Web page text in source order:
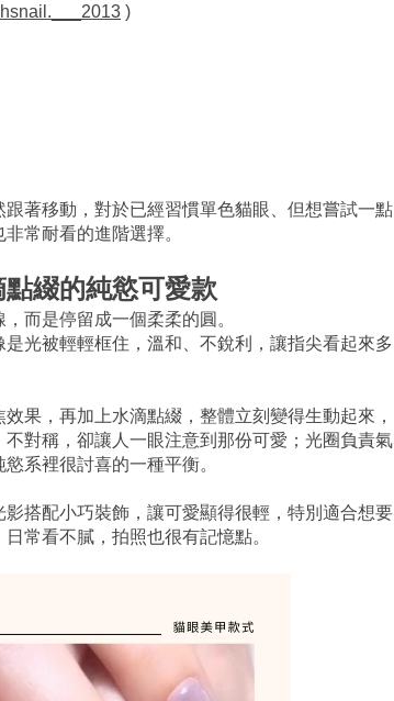
hsnail.___2013 )
著移動，對於已經習慣單色貓眼、但想嘗試一點
常耐看的進階選擇。
綴的純慾可愛款
而是停留成一個柔柔的圓。
光被輕輕框住，溫和、不銳利，讓指尖看起來多
果，再加上水滴點綴，整體立刻變得生動起來，
對稱，卻讓人一眼注意到那份可愛；光圈負責氣
系裡很討喜的一種平衡。
搭配小巧裝飾，讓可愛顯得很輕，特別適合想要
常看不膩，拍照也很有記憶點。